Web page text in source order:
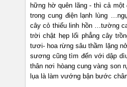
hững hờ quên lãng - thì cả
trong cung điện lạnh lùng
cây cỏ thiếu linh hồn …tường
trời chật hẹp lối phẳng cây
tươi- hoa rừng sâu thầm lặng
sương cũng tìm đến với dập
thân nơi hòang cung vàng son
lụa là làm vướng bận bước